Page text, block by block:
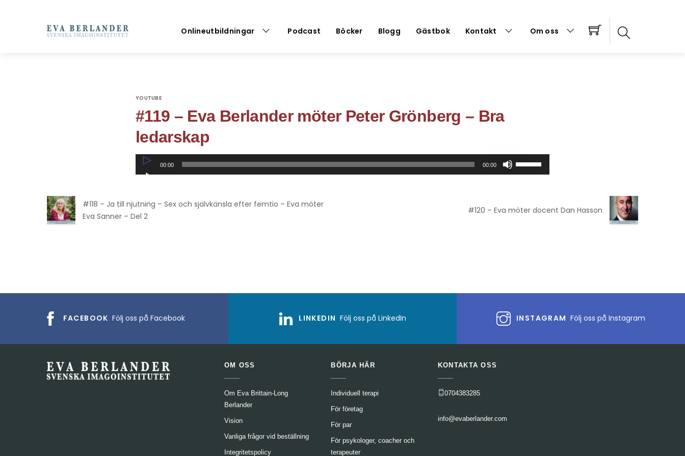
Onlineutbildningar Podcast Böcker Blogg Gästbok Kontakt Om oss
YOUTUBE
#119 – Eva Berlander möter Peter Grönberg – Bra
ledarskap
Ljudspelare
00:00 00:00
att
#118 – Ja till njutning – Sex och självkänsla efter femtio – Eva möter
Eva Sanner – Del 2
#120 – Eva möter docent Dan Hasson
FACEBOOK Följ oss på Facebook LINKEDIN Följ oss på LinkedIn INSTAGRAM Följ oss på Instagram
OM OSS
Om Eva Brittain-Long
Berlander
Vision
Vanliga frågor vid beställning
Integritetspolicy
BÖRJA HÄR
Individuell terapi
För företag
För par
För psykologer, coacher och
terapeuter
KONTAKTA OSS
0704383285
info@evaberlander.com